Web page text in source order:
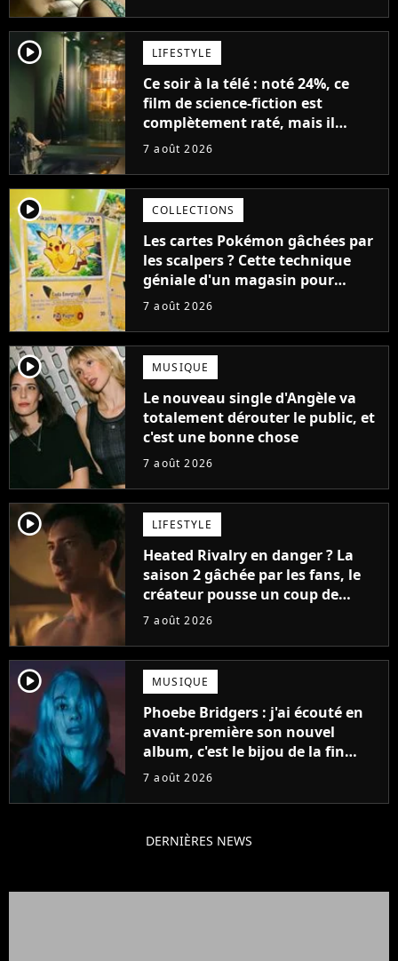
player2 LIFESTYLE
Ce soir à la télé : noté 24%, ce
film de science-fiction est
complètement raté, mais il
aurait pu être encore pire à
7 août 2026
player2 COLLECTIONS
Les cartes Pokémon gâchées par
les scalpers ? Cette technique
géniale d'un magasin pour
ruiner les revendeurs
7 août 2026
player2 MUSIQUE
Le nouveau single d'Angèle va
totalement dérouter le public, et
c'est une bonne chose
7 août 2026
player2 LIFESTYLE
Heated Rivalry en danger ? La
saison 2 gâchée par les fans, le
créateur pousse un coup de
gueule
7 août 2026
player2 MUSIQUE
Phoebe Bridgers : j'ai écouté en
avant-première son nouvel
album, c'est le bijou de la fin
d'été
7 août 2026
DERNIÈRES NEWS